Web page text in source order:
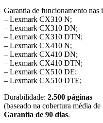
Garantia de funcionamento nas
– Lexmark CX310 N;
– Lexmark CX310 DN;
– Lexmark CX310 DTN;
– Lexmark CX410 N;
– Lexmark CX410 DN;
– Lexmark CX410 DTN;
– Lexmark CX510 DE;
– Lexmark CX510 DTE;
Durabilidade: 2.500 páginas
(baseado na cobertura média
Garantia de 90 dias.